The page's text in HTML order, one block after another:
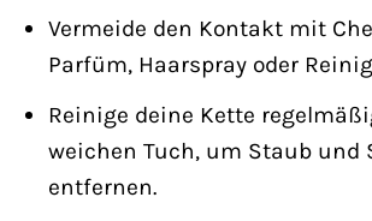
Vermeide den Kontakt mit
Parfüm, Haarspray oder
Reinige deine Kette
weichen Tuch, um Staub und
entfernen.